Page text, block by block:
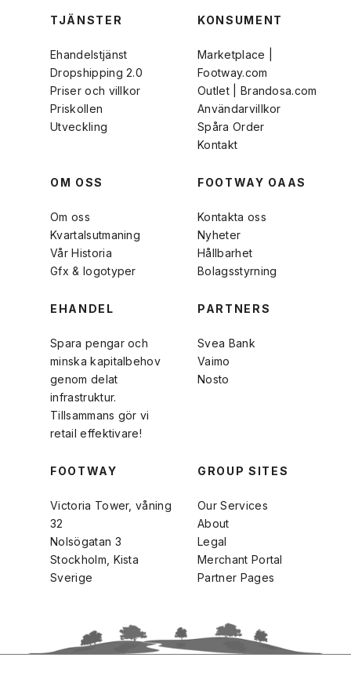
TJÄNSTER
Ehandelstjänst
Dropshipping 2.0
Priser och villkor
Priskollen
Utveckling
KONSUMENT
Marketplace |
Footway.com
Outlet | Brandosa.com
Användarvillkor
Spåra Order
Kontakt
OM OSS
Om oss
Kvartalsutmaning
Vår Historia
Gfx & logotyper
FOOTWAY OAAS
Kontakta oss
Nyheter
Hållbarhet
Bolagsstyrning
EHANDEL
Spara pengar och
minska kapitalbehov
genom delat
infrastruktur.
Tillsammans gör vi
retail effektivare!
PARTNERS
Svea Bank
Vaimo
Nosto
FOOTWAY
Victoria Tower, våning
32
Nolsögatan 3
Stockholm, Kista
Sverige
GROUP SITES
Our Services
About
Legal
Merchant Portal
Partner Pages